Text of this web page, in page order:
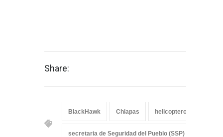
Share:
BlackHawk Chiapas helicoptero
secretaria de Seguridad del Pueblo (SSP)